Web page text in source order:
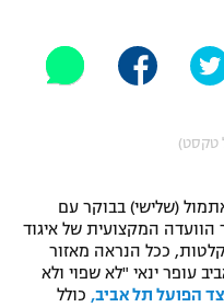
טקסט)
(שלישי) בבוקר עם
המקצועית של איגוד
ככל הנראה מאזור
עופר ינאי "לא שפוי ולא
הפועל תל אביב, כולל